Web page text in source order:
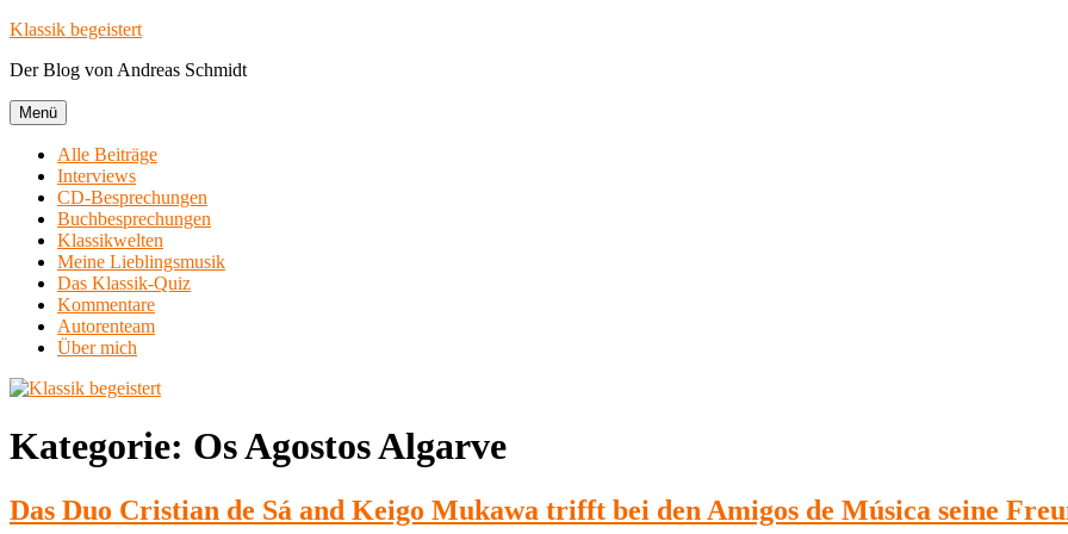
Zum
springen
Klassik begeistert
Der Blog von Andreas Schmidt
Menü
Alle Beiträge
Interviews
CD-Besprechungen
Buchbesprechungen
Klassikwelten
Meine Lieblingsmusik
Das Klassik-Quiz
Kommentare
Autorenteam
Über mich
Kategorie: Os Agostos Algarve
Das Duo Cristian de Sá and Keigo Mukawa trifft bei den Amigos de Música seine